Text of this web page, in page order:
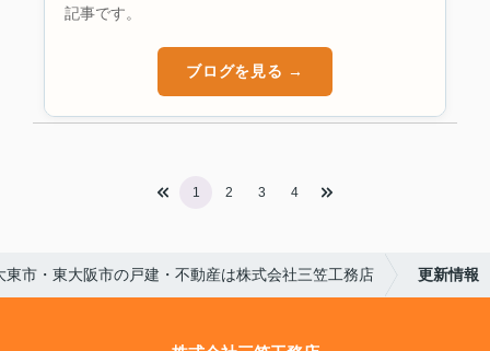
記事です。
ブログを見る →
1 2 3 4
東市・東大阪市の戸建・不動産は株式会社三笠工務店 更新情報